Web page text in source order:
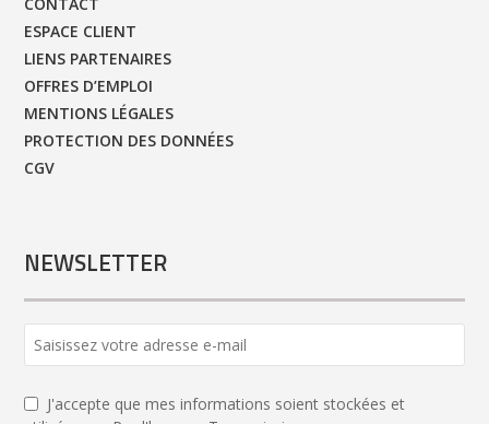
ESPACE CLIENT
LIENS PARTENAIRES
OFFRES D’EMPLOI
MENTIONS LÉGALES
PROTECTION DES DONNÉES
CGV
NEWSLETTER
Website *
J'accepte que mes informations soient stockées et